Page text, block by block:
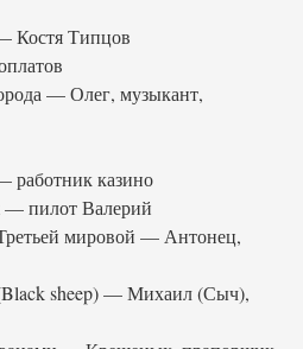
Костя Типцов
— Олег, музыкант,
казино
пилот Валерий
мировой — Антонец,
sheep) — Михаил (Сыч),